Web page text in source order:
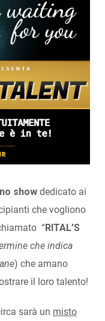
show dedicato ai
che vogliono
“RITAL’S
che indica
) che amano
il loro talento!
sarà un misto